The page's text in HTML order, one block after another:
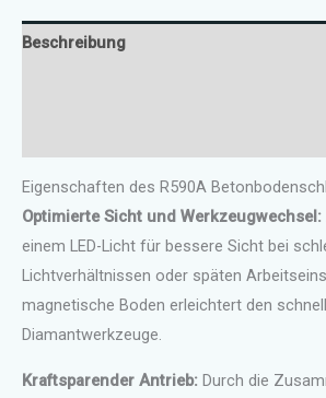
Beschreibung
Eigenschaften des R590A
Optimierte Sicht und Werkzeugwechsel:
einem LED-Licht für bessere Sicht bei
Lichtverhältnissen oder späten
magnetische Boden erleichtert den
Diamantwerkzeuge.
Kraftsparender Antrieb: Durch die